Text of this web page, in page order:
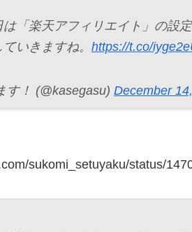
は「楽天アフィリエイト」の設
いきますね。 https://t.co/
！ (@kasegasu) December
sukomi_setuyaku/status/